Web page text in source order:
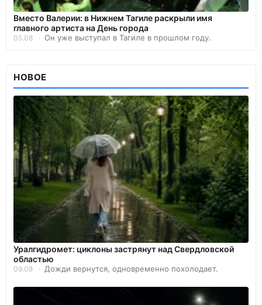
Вместо Валерии: в Нижнем Тагиле раскрыли имя
главного артиста на День города
05.08 Он уже выступал в Тагиле в прошлом году.
НОВОЕ
Уралгидромет: циклоны застрянут над Свердловской
областью
09.08 Дожди вернутся, одновременно похолодает.